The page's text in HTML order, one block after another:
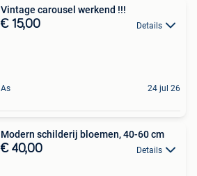
Vintage carousel werkend !!!
€ 15,00 Details
As 24 jul 26
Modern schilderij bloemen, 40-60 cm
€ 40,00 Details